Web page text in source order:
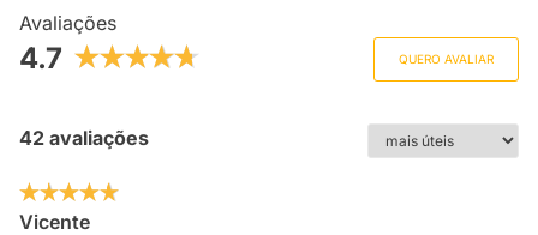
Avaliações
4.7 QUERO AVALIAR
42 avaliações
Vicente